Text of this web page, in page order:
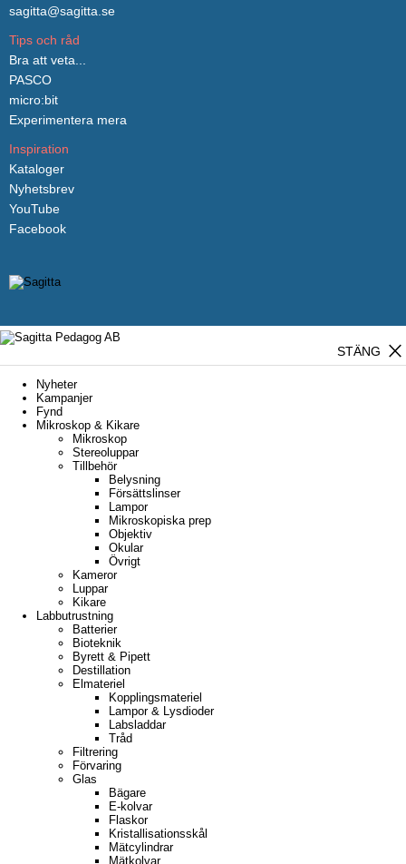
sagitta@sagitta.se
Tips och råd
Bra att veta...
PASCO
micro:bit
Experimentera mera
Inspiration
Kataloger
Nyhetsbrev
YouTube
Facebook
close
STÄNG
Nyheter
Kampanjer
Fynd
Mikroskop & Kikare
Mikroskop
Stereoluppar
Tillbehör
Belysning
Försättslinser
Lampor
Mikroskopiska prep
Objektiv
Okular
Övrigt
Kameror
Luppar
Kikare
Labbutrustning
Batterier
Bioteknik
Byrett & Pipett
Destillation
Elmateriel
Kopplingsmateriel
Lampor & Lysdioder
Labsladdar
Tråd
Filtrering
Förvaring
Glas
Bägare
E-kolvar
Flaskor
Kristallisationsskål
Mätcylindrar
Mätkolvar